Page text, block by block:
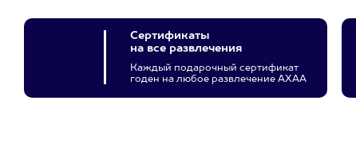
Сертификаты
на все развлечения
Каждый подарочный сертификат
годен на любое развлечение АХАА